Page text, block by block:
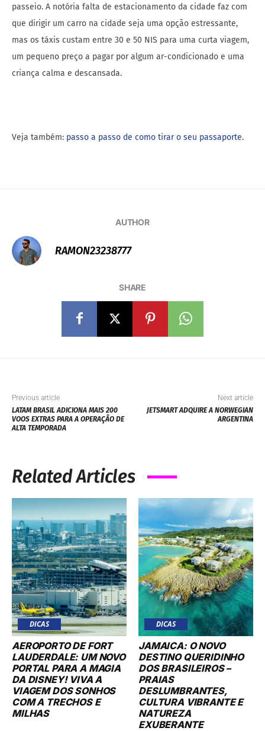
passeio. A notória falta de estacionamento da cidade faz com
que dirigir um carro na cidade seja uma opção estressante,
mas os táxis custam entre 30 e 50 NIS para uma curta viagem,
um pequeno preço a pagar por algum ar-condicionado e uma
criança calma e descansada.
Veja também: passo a passo de como tirar o seu passaporte.
AUTHOR
RAMON23238777
SHARE
Previous article
LATAM BRASIL ADICIONA MAIS 200
VOOS EXTRAS PARA A OPERAÇÃO DE
ALTA TEMPORADA
Next article
JETSMART ADQUIRE A NORWEGIAN
ARGENTINA
Related Articles
DICAS
AEROPORTO DE FORT
LAUDERDALE: UM NOVO
PORTAL PARA A MAGIA
DA DISNEY! VIVA A
VIAGEM DOS SONHOS
COM A TRECHOS E
MILHAS
DICAS
JAMAICA: O NOVO
DESTINO QUERIDINHO
DOS BRASILEIROS –
PRAIAS
DESLUMBRANTES,
CULTURA VIBRANTE E
NATUREZA
EXUBERANTE